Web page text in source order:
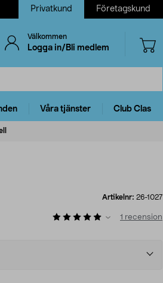
Privatkund Företagskund
Välkommen
Logga in/Bli medlem
Våra tjänster Club Clas
Artikelnr: 26-1027
1 recension